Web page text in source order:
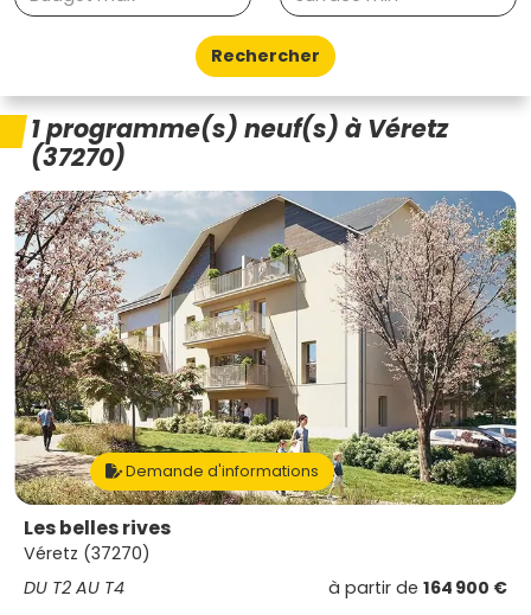
Rechercher
1 programme(s) neuf(s) à Véretz
(37270)
Demande d'informations
Les belles rives
Véretz (37270)
DU T2 AU T4
à partir de 164 900 €